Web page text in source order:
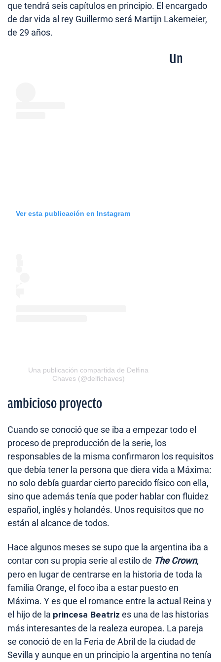
que tendrá seis capítulos en principio. El encargado
de dar vida al rey Guillermo será Martijn Lakemeier,
de 29 años.
Ver esta publicación en Instagram
Una publicación compartida de Delfina
Chaves (@delfichaves)
Un
ambicioso proyecto
Cuando se conoció que se iba a empezar todo el
proceso de preproducción de la serie, los
responsables de la misma confirmaron los requisitos
que debía tener la persona que diera vida a Máxima:
no solo debía guardar cierto parecido físico con ella,
sino que además tenía que poder hablar con fluidez
español, inglés y holandés. Unos requisitos que no
están al alcance de todos.
Hace algunos meses se supo que la argentina iba a
contar con su propia serie al estilo de The Crown,
pero en lugar de centrarse en la historia de toda la
familia Orange, el foco iba a estar puesto en
Máxima. Y es que el romance entre la actual Reina y
el hijo de la princesa Beatriz es una de las historias
más interesantes de la realeza europea. La pareja
se conoció de en la Feria de Abril de la ciudad de
Sevilla y aunque en un principio la argentina no tenía